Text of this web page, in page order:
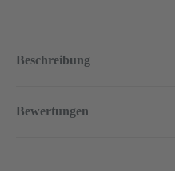
Beschreibung
Bewertungen